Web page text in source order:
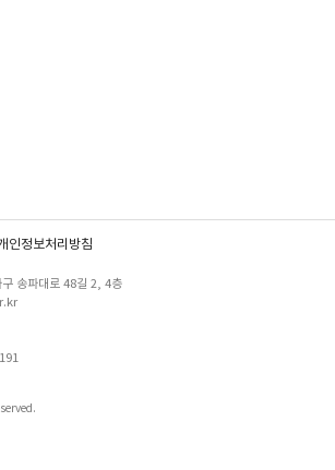
인정보처리방침
송파대로 48길 2, 4층